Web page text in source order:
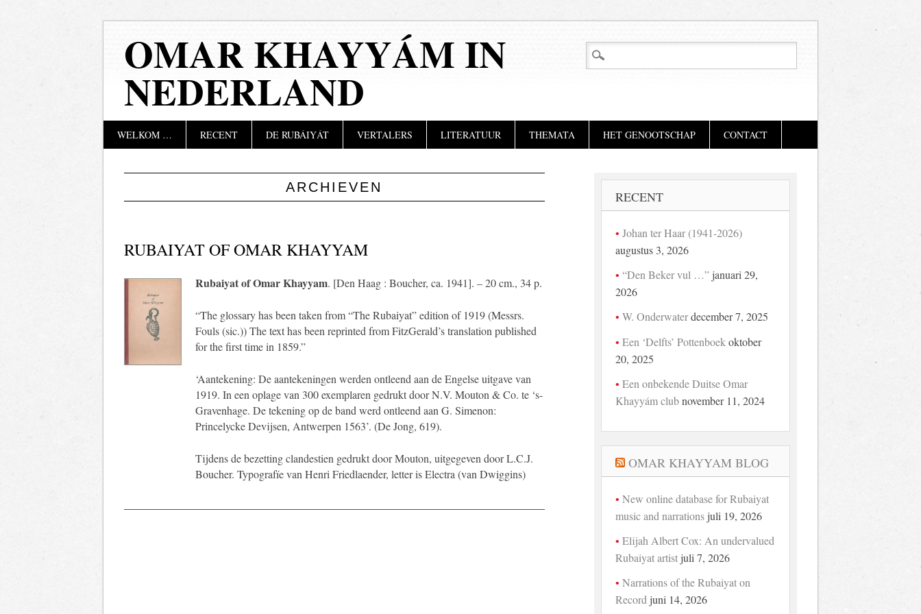
OMAR KHAYYÁM IN
NEDERLAND
Hoofdmenu
springen
WELKOM … RECENT DE RUBÁIYÁT VERTALERS LITERATUUR THEMATA HET GENOOTSCHAP CONTACT
ARCHIEVEN
RUBAIYAT OF OMAR KHAYYAM
Rubaiyat of Omar Khayyam. [Den Haag : Boucher, ca. 1941]. – 20 cm., 34 p.
“The glossary has been taken from “The Rubaiyat” edition of 1919 (Messrs.
Fouls (sic.)) The text has been reprinted from FitzGerald’s translation published
for the first time in 1859.”
‘Aantekening: De aantekeningen werden ontleend aan de Engelse uitgave van
1919. In een oplage van 300 exemplaren gedrukt door N.V. Mouton & Co. te ‘s-
Gravenhage. De tekening op de band werd ontleend aan G. Simenon:
Princelycke Devijsen, Antwerpen 1563’. (De Jong, 619).
Tijdens de bezetting clandestien gedrukt door Mouton, uitgegeven door L.C.J.
Boucher. Typografïe van Henri Friedlaender, letter is Electra (van Dwiggins)
RECENT
Johan ter Haar (1941-2026)
augustus 3, 2026
“Den Beker vul …” januari 29,
2026
W. Onderwater december 7, 2025
Een ‘Delfts’ Pottenboek oktober
20, 2025
Een onbekende Duitse Omar
Khayyám club november 11, 2024
OMAR KHAYYAM BLOG
New online database for Rubaiyat
music and narrations juli 19, 2026
Elijah Albert Cox: An undervalued
Rubaiyat artist juli 7, 2026
Narrations of the Rubaiyat on
Record juni 14, 2026